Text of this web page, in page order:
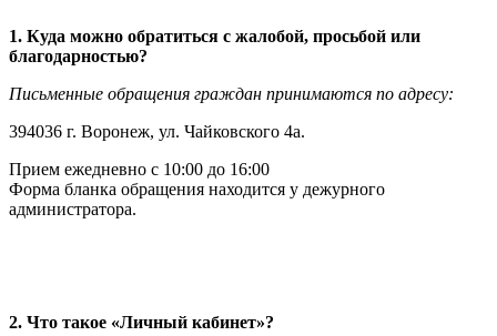
1. Куда можно обратиться с жалобой, просьбой или
благодарностью?
Письменные обращения граждан принимаются по адресу:
394036 г. Воронеж, ул. Чайковского 4а.
Прием ежедневно с 10:00 до 16:00
Форма бланка обращения находится у дежурного
администратора.
2. Что такое «Личный кабинет»?